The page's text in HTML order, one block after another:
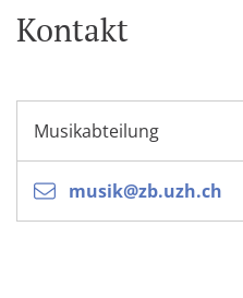
Kontakt
Musikabteilung
musik@zb.uzh.ch